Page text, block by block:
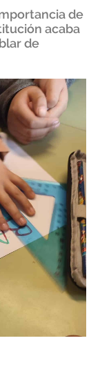
de
acaba
de